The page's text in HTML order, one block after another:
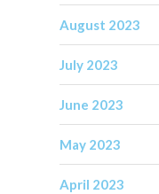
August 2023
July 2023
June 2023
May 2023
April 2023